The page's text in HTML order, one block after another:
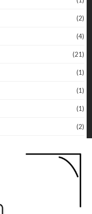
(2)
(4)
(21)
(1)
(1)
(1)
(2)